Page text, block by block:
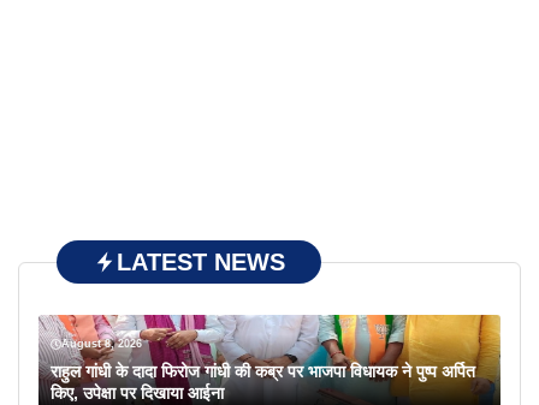
LATEST NEWS
August 8, 2026
राहुल गांधी के दादा फिरोज गांधी की कब्र पर भाजपा विधायक ने पुष्प अर्पित
किए, उपेक्षा पर दिखाया आईना